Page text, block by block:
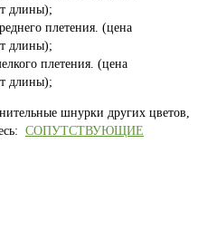
длины);
плетения. (цена
длины);
плетения. (цена
длины);
шнурки других цветов,
СОПУТСТВУЮЩИЕ